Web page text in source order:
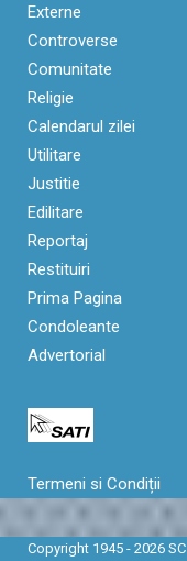
Externe
Controverse
Comunitate
Religie
Calendarul zilei
Utilitare
Justitie
Edilitare
Reportaj
Restituiri
Prima Pagina
Condoleante
Advertorial
Termeni si Condiții
Copyright 1945 - 2026 SC